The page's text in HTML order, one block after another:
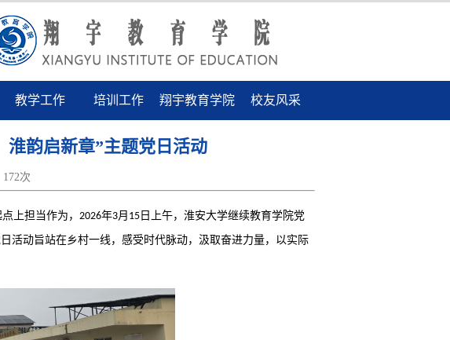
教学工作 培训工作 翔宇教育学院 校友风采
淮韵启新章”主题党日活动
172次
上担当作为， 2026年3月 15 日上午， 淮安大学继续教育学院党
活动旨站在乡村一线，感受时代脉动，汲取奋进力量，以实际